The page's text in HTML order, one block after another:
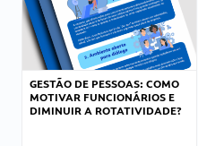
GESTÃO DE PESSOAS: COMO
MOTIVAR FUNCIONÁRIOS E
DIMINUIR A ROTATIVIDADE?